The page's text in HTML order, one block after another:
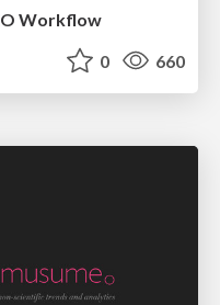
Workflow
0 660